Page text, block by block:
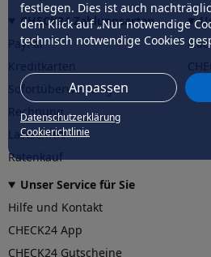
festlegen. Dies ist auch
dem Klick auf „Nur notwendige
technisch notwendige Cookies
Anpassen
Datenschutzerklärung
Cookierichtlinie
CHECK24 Zahlungsarten
PayPal
Sofortüberweisung
Rechnung
Lastschrift
Ratenkauf
Unser Service für Sie
Hilfe und Kontakt
CHECK24 App
CHECK24 Gutscheine